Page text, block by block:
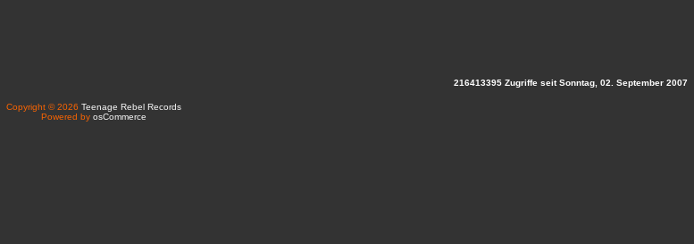
216413395 Zugriffe seit Sonntag, 02. September 2007
Copyright © 2026 Teenage Rebel Records
Powered by osCommerce